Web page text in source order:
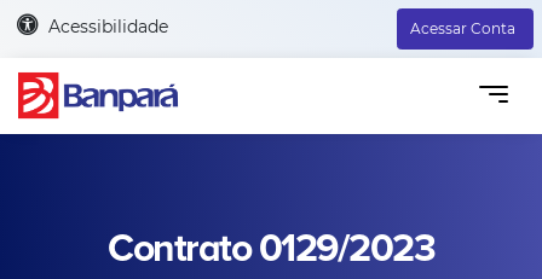
Acessibilidade Acessar Conta
Contrato 0129/2023